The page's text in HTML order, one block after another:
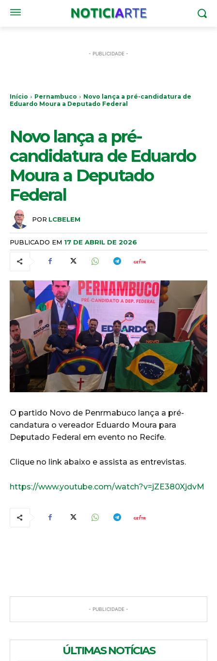
- PUBLICIDADE -
Início Pernambuco
Novo lança a pré-candidatura de
Eduardo Moura a Deputado Federal
Novo lança a pré-
candidatura de Eduardo
Moura a Deputado
Federal
POR LCBELEM
PUBLICADO EM 17 DE ABRIL DE 2026
O partido Novo de Penrmabuco lança a pré-
candatura o vereador Eduardo Moura para
Deputado Federal em evento no Recife.
Clique no link abaixo e assista as entrevistas.
https://www.youtube.com/watch?v=jZE380XjdvM
- PUBLICIDADE -
ÚLTIMAS NOTÍCIAS